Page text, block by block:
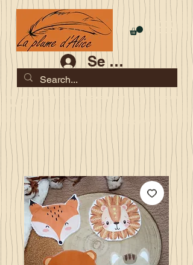
Se connecter
Les commandes jusqu'au 2 août sont garanties pour la
rentrée
Je serai en congés du 10 au 23 août